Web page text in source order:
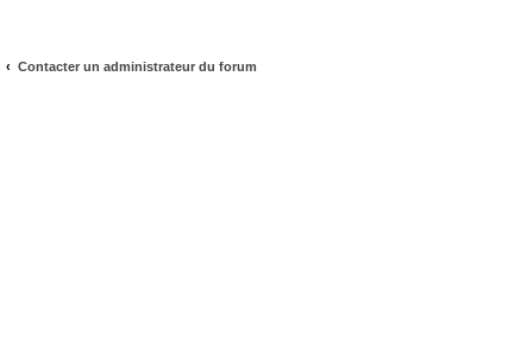
Contacter un administrateur du forum